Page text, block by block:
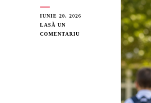
IUNIE 20, 2026
LASĂ UN
COMENTARIU